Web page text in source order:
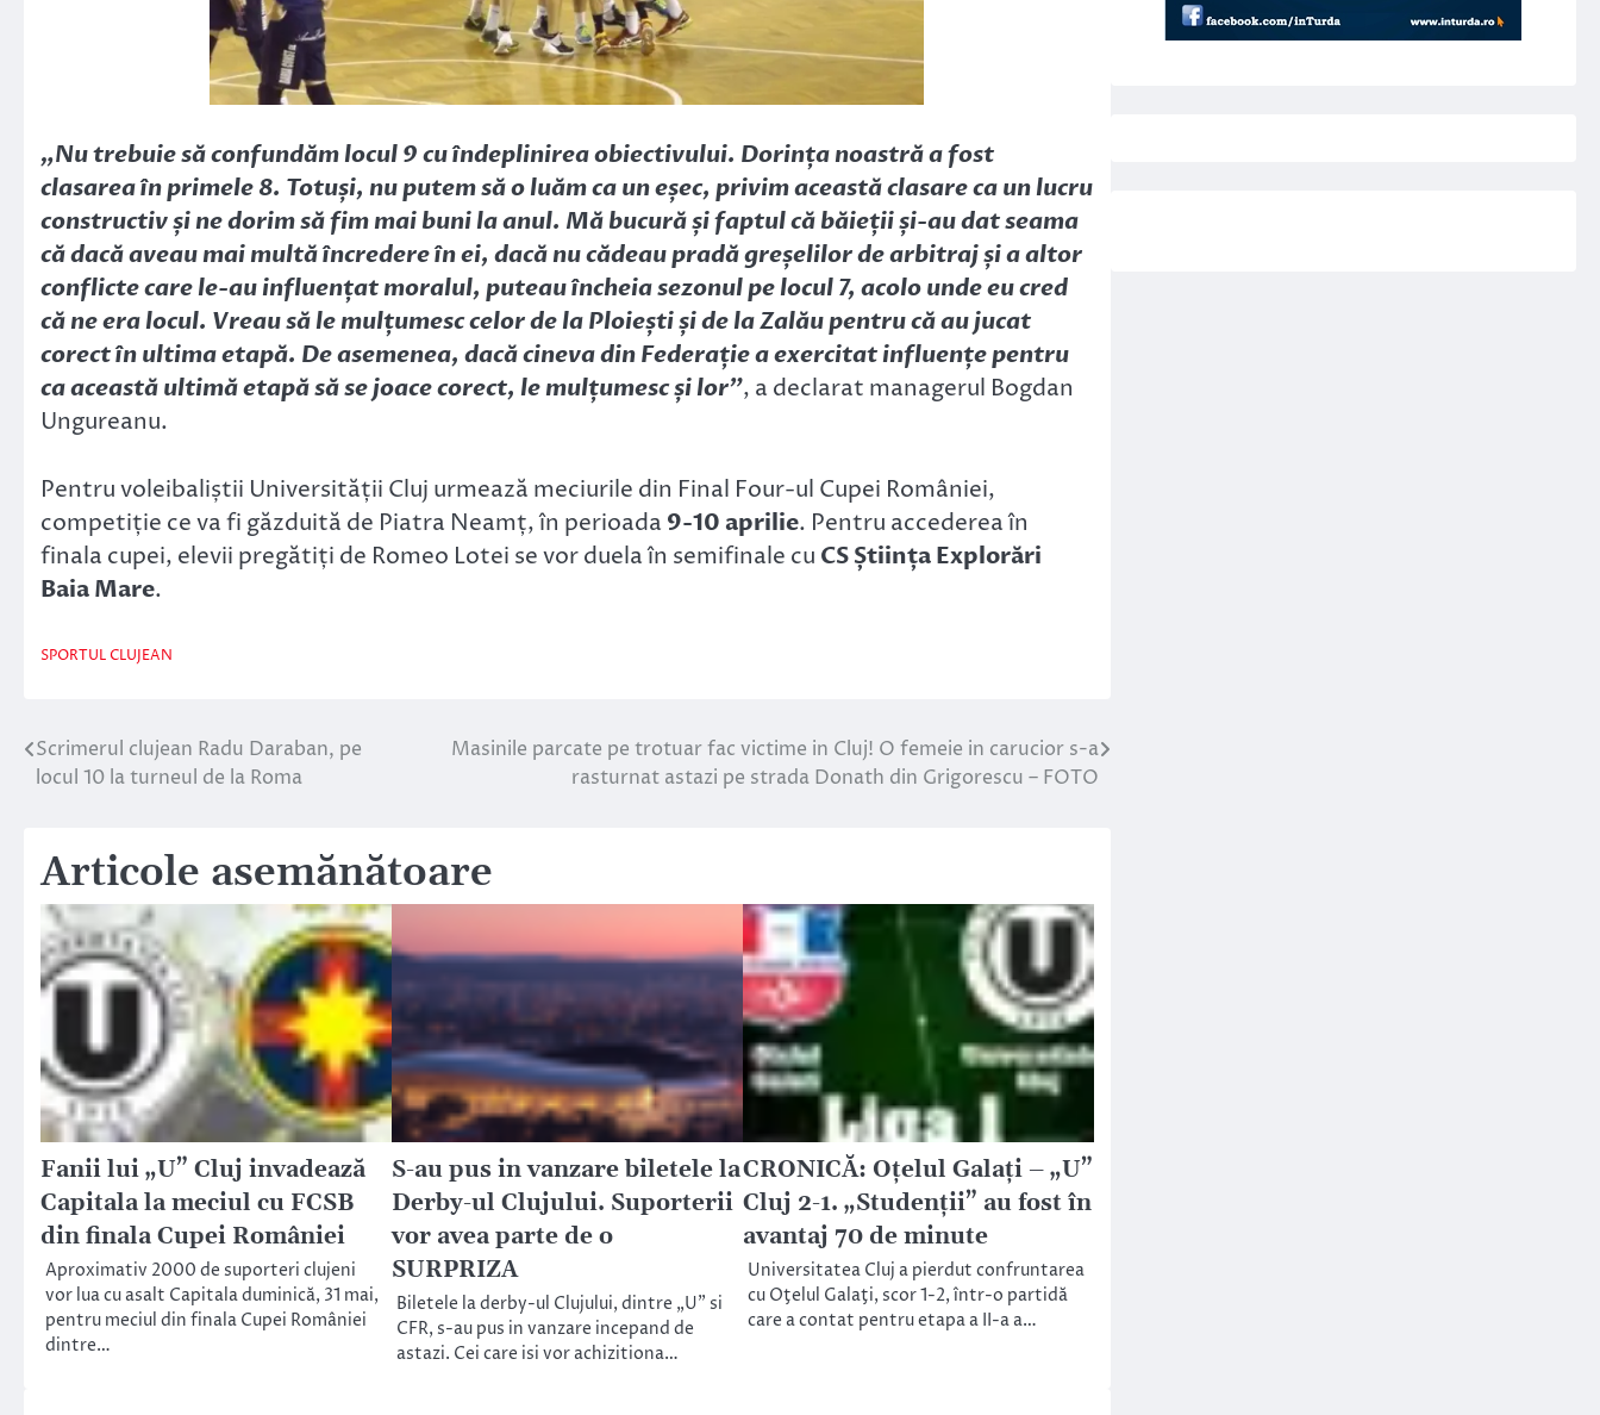
„Nu trebuie să confundăm locul 9 cu îndeplinirea obiectivului. Dorința noastră a fost
clasarea în primele 8. Totuși, nu putem să o luăm ca un eșec, privim această clasare ca un lucru
constructiv și ne dorim să fim mai buni la anul. Mă bucură și faptul că băieții și-au dat seama
că dacă aveau mai multă încredere în ei, dacă nu cădeau pradă greșelilor de arbitraj și a altor
conflicte care le-au influențat moralul, puteau încheia sezonul pe locul 7, acolo unde eu cred
că ne era locul. Vreau să le mulțumesc celor de la Ploiești și de la Zalău pentru că au jucat
corect în ultima etapă. De asemenea, dacă cineva din Federație a exercitat influențe pentru
ca această ultimă etapă să se joace corect, le mulțumesc și lor”, a declarat managerul Bogdan
Ungureanu.
Pentru voleibaliștii Universității Cluj urmează meciurile din Final Four-ul Cupei României,
competiție ce va fi găzduită de Piatra Neamț, în perioada 9-10 aprilie. Pentru accederea în
finala cupei, elevii pregătiți de Romeo Lotei se vor duela în semifinale cu CS Știința Explorări
Baia Mare.
SPORTUL CLUJEAN
Navigare
Scrimerul clujean Radu Daraban, pe
locul 10 la turneul de la Roma
Masinile parcate pe trotuar fac victime in Cluj! O femeie in carucior s-a
rasturnat astazi pe strada Donath din Grigorescu – FOTO
Articole asemănătoare
Fanii lui „U” Cluj invadează
Capitala la meciul cu FCSB
din finala Cupei României
Aproximativ 2000 de suporteri clujeni
vor lua cu asalt Capitala duminică, 31 mai,
pentru meciul din finala Cupei României
dintre…
S-au pus in vanzare biletele la
Derby-ul Clujului. Suporterii
vor avea parte de o
SURPRIZA
Biletele la derby-ul Clujului, dintre „U” si
CFR, s-au pus in vanzare incepand de
astazi. Cei care isi vor achizitiona…
CRONICĂ: Oţelul Galaţi – „U”
Cluj 2-1. „Studenţii” au fost în
avantaj 70 de minute
Universitatea Cluj a pierdut confruntarea
cu Oţelul Galaţi, scor 1-2, într-o partidă
care a contat pentru etapa a II-a a…